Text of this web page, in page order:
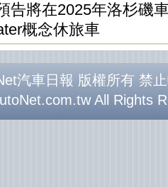
告將在2025年洛杉磯
概念休旅車
汽車日報 版權所有 禁
All Rights